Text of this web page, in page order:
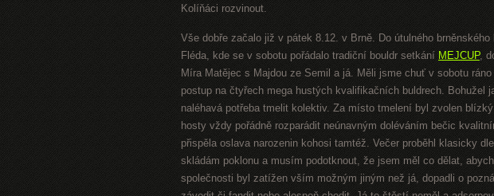
Kolíňáci rozvinout.
Vše dobře začalo již v pátek 8.12. v Brně. Do útulného
Fléda, kde se v sobotu pořádalo tradiční bouldr setkání MEJCUP,
Míra Matějec s Majdou ze Semil a já. Měli jsme chuť v sobotu
postup na čtyřech mega hustých kvalifikačních buldrech. Bohužel
naléhavá potřeba tmelit kolektiv. Za místo tmelení byl zvolen
hosty vždy pořádně rozparádit neúnavným doléváním bečic
přispěla oslava narozenin kohosi tamtéž. Večer proběhl klasicky
skládám poklonu a musím podotknout, že jsem měl co dělat,
společnosti byl zatížen vším možným jiným než já, dopadli o